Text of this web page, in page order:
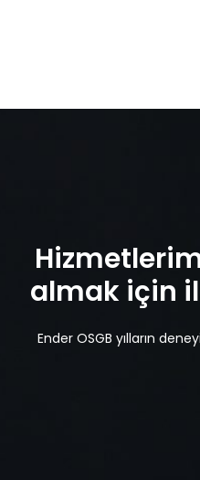
almak için
Ender OSGB yılların